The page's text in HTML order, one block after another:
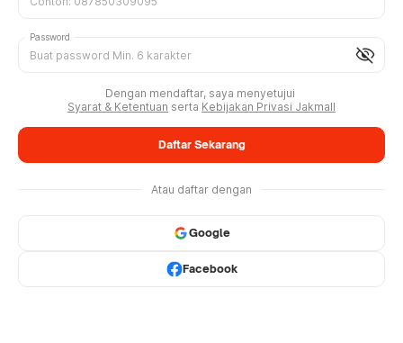
visibility_off
Password
Dengan mendaftar, saya menyetujui
Syarat & Ketentuan serta Kebijakan Privasi Jakmall
Daftar Sekarang
Atau daftar dengan
Google
Facebook